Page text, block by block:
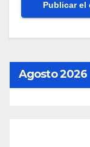
Agosto 2026